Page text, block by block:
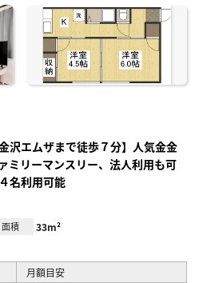
に入
り登
沢エムザまで徒歩７分】人気金金
ミリーマンスリー、法人利用も可
名利用可能
面積 33m²
月額目安